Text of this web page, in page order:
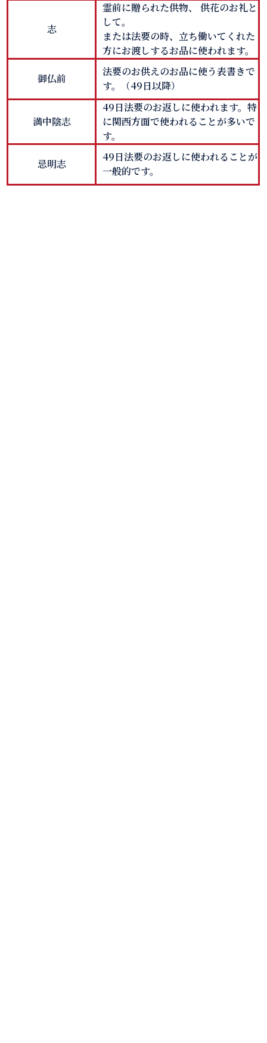
志
霊前に贈られた供物、 供花のお礼と
して。
または法要の時、立ち働いてくれた
方にお渡しするお品に使われます。
御仏前
法要のお供えのお品に使う表書きで
す。（49日以降）
満中陰志
49日法要のお返しに使われます。特
に関西方面で使われることが多いで
す。
忌明志
49日法要のお返しに使われることが
一般的です。